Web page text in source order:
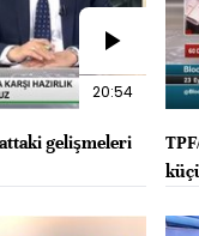
20:54
gelişmeleri